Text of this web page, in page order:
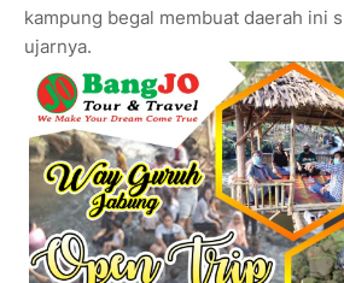
kampung begal membuat daerah ini
ujarnya.